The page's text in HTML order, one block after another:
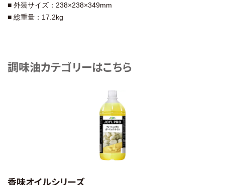
■ 外装サイズ：238×238×349mm
■ 総重量：17.2kg
調味油カテゴリーはこちら
香味オイルシリーズ